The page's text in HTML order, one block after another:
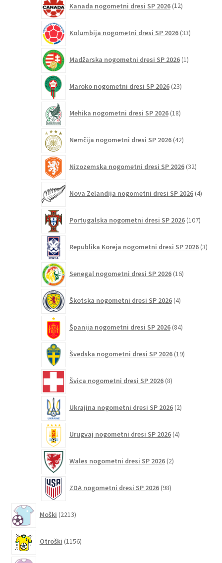
Kanada nogometni dresi SP 2026 12izdelkov
Kolumbija nogometni dresi SP 2026 33izdelkov
Madžarska nogometni dresi SP 2026 1izdelek
Maroko nogometni dresi SP 2026 23izdelkov
Mehika nogometni dresi SP 2026 18izdelkov
Nemčija nogometni dresi SP 2026 42izdelkov
Nizozemska nogometni dresi SP 2026 32izdelkov
Nova Zelandija nogometni dresi SP 2026 4izdelki
Portugalska nogometni dresi SP 2026 107
Republika Koreja nogometni dresi SP 2026 3
Senegal nogometni dresi SP 2026 16izdelkov
Škotska nogometni dresi SP 2026 4izdelki
Španija nogometni dresi SP 2026 84izdelkov
Švedska nogometni dresi SP 2026 19izdelkov
Švica nogometni dresi SP 2026 8izdelkov
Ukrajina nogometni dresi SP 2026 2izdelka
Urugvaj nogometni dresi SP 2026 4izdelki
Wales nogometni dresi SP 2026 2izdelka
ZDA nogometni dresi SP 2026 98izdelkov
Moški 2213izdelkov
Otroški 1156izdelkov